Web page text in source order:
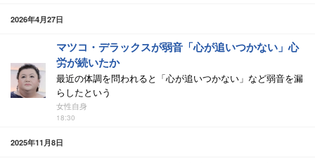
2026年4月27日
マツコ・デラックスが弱音「心が追いつかない」心
労が続いたか
最近の体調を問われると「心が追いつかない」など弱音を漏
らしたという
女性自身
18:30
2025年11月8日